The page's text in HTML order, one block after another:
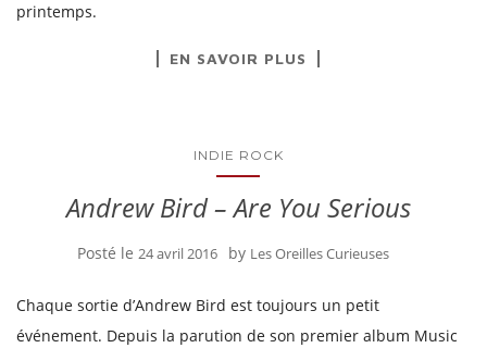
printemps.
EN SAVOIR PLUS
INDIE ROCK
Andrew Bird – Are You Serious
Posté le 24 avril 2016 by Les Oreilles Curieuses
Chaque sortie d’Andrew Bird est toujours un petit
événement. Depuis la parution de son premier album Music